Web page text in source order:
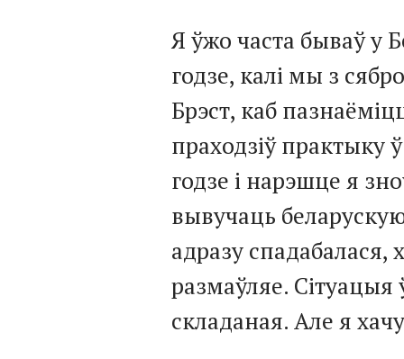
Я ўжо часта бываў у
годзе, калі мы з
Брэст, каб
праходзіў практыку
годзе і нарэшце я
вывучаць
адразу
размаўляе. Сітуацыя
складаная. Але я